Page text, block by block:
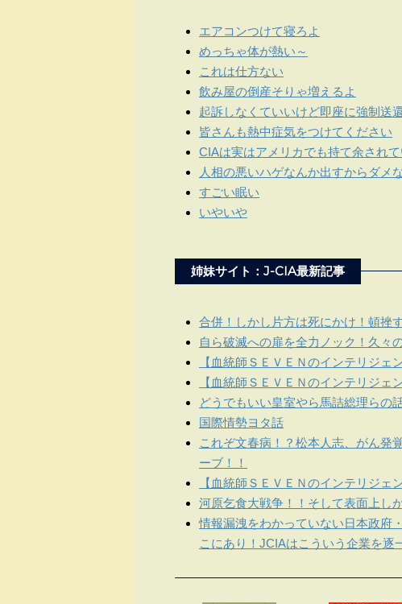
エアコンつけて寝ろよ
めっちゃ体が熱い～
これは仕方ない
飲み屋の倒産そりゃ増えるよ
起訴しなくていいけど即座に強制送
皆さんも熱中症気をつけてください
CIAは実はアメリカでも持て余されて
人相の悪いハゲなんか出すからダメな
すごい眠い
いやいや
姉妹サイト：J-CIA最新記事
合併！しかし片方は死にかけ！頓挫
自ら破滅への扉を全力ノック！久々
【血統師ＳＥＶＥＮのインテリジェ
【血統師ＳＥＶＥＮのインテリジェ
どうでもいい皇室やら馬詰総理らの
国際情勢ヨタ話
これぞ文春病！？松本人志、がん発
ーブ！！
【血統師ＳＥＶＥＮのインテリジェ
河原乞食大戦争！！そして表面上し
情報漏洩をわかっていない日本政府
こにあり！JCIAはこういう企業を逐